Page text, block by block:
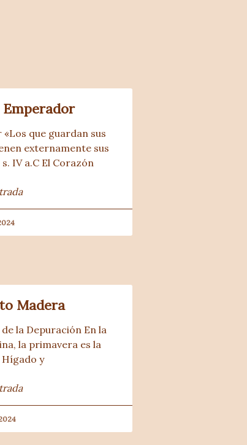
Emperador
que guardan sus
externamente sus
IV a.C El Corazón
Madera
la Depuración En la
la primavera es la
y